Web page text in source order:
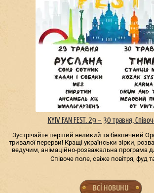
KYIV FAN FEST. 29 – 30 травня,
Зустрічайте перший великий та безпечний
тривалої перерви! Кращі українськи зірки,
ведучим, анімаційно-розважальна програма
Співоче поле, свіже повітря, фуд
всі новини